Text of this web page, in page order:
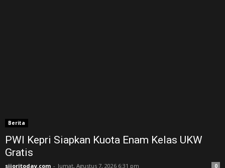
Berita
PWI Kepri Siapkan Kuota Enam Kelas UKW
Gratis
sijoritoday.com - Jumat, Agustus 7, 2026 6:31 pm 0